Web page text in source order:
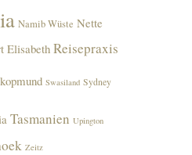
Namib Wüste Nette
Elisabeth Reisepraxis
Swasiland Sydney
Tasmanien Upington
Zeitz